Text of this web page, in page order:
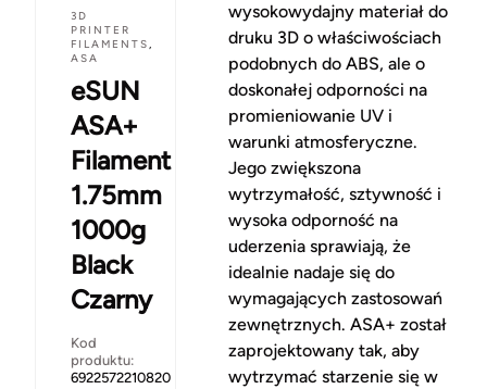
3D
PRINTER
FILAMENTS,
ASA
eSUN
ASA+
Filament
1.75mm
1000g
Black
Czarny
Kod
produktu:
6922572210820
wysokowydajny materiał do
druku 3D o właściwościach
podobnych do ABS, ale o
doskonałej odporności na
promieniowanie UV i
warunki atmosferyczne.
Jego zwiększona
wytrzymałość, sztywność i
wysoka odporność na
uderzenia sprawiają, że
idealnie nadaje się do
wymagających zastosowań
zewnętrznych. ASA+ został
zaprojektowany tak, aby
wytrzymać starzenie się w